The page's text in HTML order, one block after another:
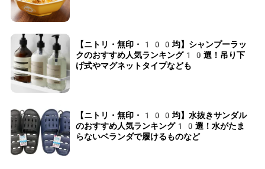
【ニトリ・無印・100均】シャンプーラッ
クのおすすめ人気ランキング10選！吊り下
げ式やマグネットタイプなども
【ニトリ・無印・100均】水抜きサンダル
のおすすめ人気ランキング10選！水がたま
らないベランダで履けるものなど